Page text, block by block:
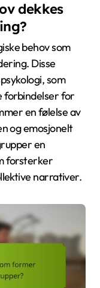
dekkes
behov som
Disse
som
forbindelser for
en følelse av
og emosjonelt
en
forsterker
narrativer.